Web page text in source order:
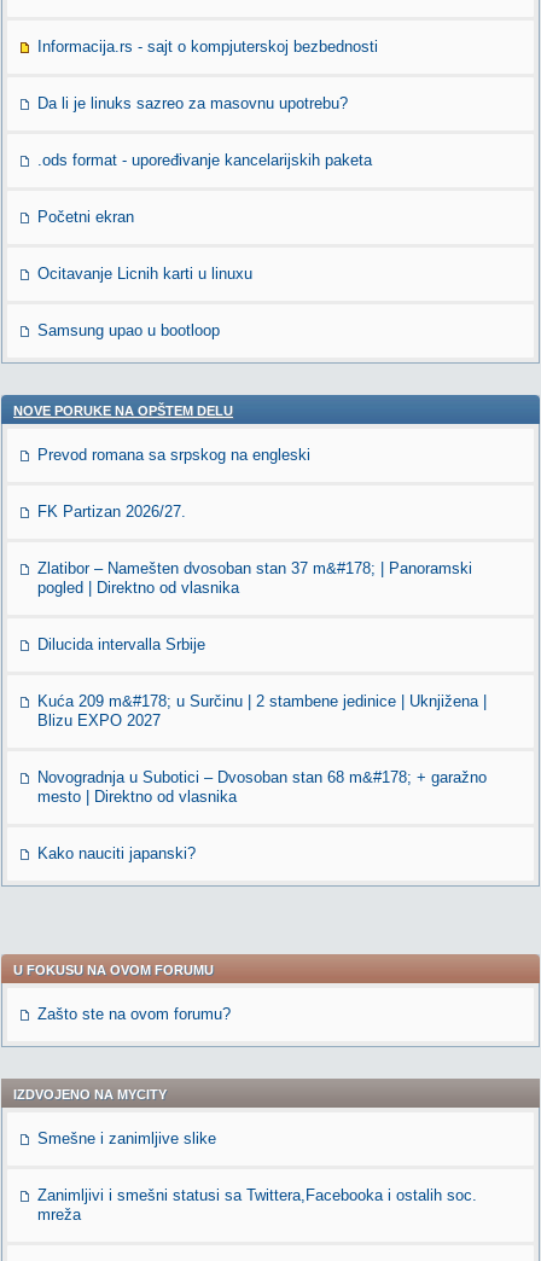
Informacija.rs - sajt o kompjuterskoj bezbednosti
Da li je linuks sazreo za masovnu upotrebu?
.ods format - upoređivanje kancelarijskih paketa
Početni ekran
Ocitavanje Licnih karti u linuxu
Samsung upao u bootloop
NOVE PORUKE NA OPŠTEM DELU
Prevod romana sa srpskog na engleski
FK Partizan 2026/27.
Zlatibor – Namešten dvosoban stan 37 m&#178; | Panoramski
pogled | Direktno od vlasnika
Dilucida intervalla Srbije
Kuća 209 m&#178; u Surčinu | 2 stambene jedinice | Uknjižena |
Blizu EXPO 2027
Novogradnja u Subotici – Dvosoban stan 68 m&#178; + garažno
mesto | Direktno od vlasnika
Kako nauciti japanski?
U FOKUSU NA OVOM FORUMU
Zašto ste na ovom forumu?
IZDVOJENO NA MYCITY
Smešne i zanimljive slike
Zanimljivi i smešni statusi sa Twittera,Facebooka i ostalih soc.
mreža